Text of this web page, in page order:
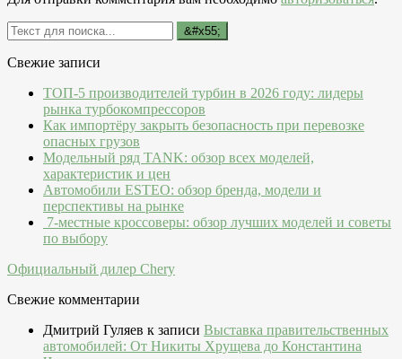
Свежие записи
ТОП-5 производителей турбин в 2026 году: лидеры
рынка турбокомпрессоров
Как импортёру закрыть безопасность при перевозке
опасных грузов
Модельный ряд TANK: обзор всех моделей,
характеристик и цен
Автомобили ESTEO: обзор бренда, модели и
перспективы на рынке
7-местные кроссоверы: обзор лучших моделей и советы
по выбору
Официальный дилер Chery
Свежие комментарии
Дмитрий Гуляев к записи Выставка правительственных
автомобилей: От Никиты Хрущева до Константина